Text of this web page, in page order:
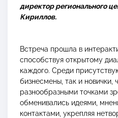
директор регионального
Кириллов.
Встреча прошла в
способствуя открытому
каждого. Среди
бизнесмены, так и новички,
разнообразными точками
обменивались идеями,
контактами, укрепляя